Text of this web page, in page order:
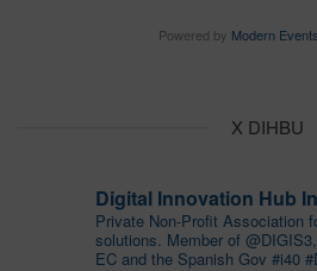
Powered by Modern
X DIHBU
Digital Innovation Hub
Private Non-Profit Association
solutions. Member of
EC and the Spanish Gov #i40